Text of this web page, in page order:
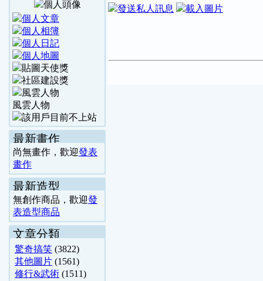
風雲人物
最新畫作
尚無畫作，歡迎發表
畫作
最新造型
無創作商品，歡迎發
表造型商品
文章分類
驚奇搞笑 (3822)
其他圖片 (1561)
修行&武術 (1511)